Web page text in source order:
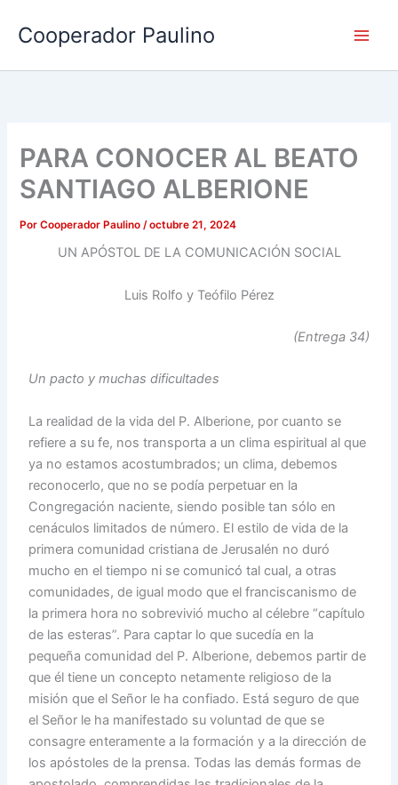
contenido
Cooperador Paulino
PARA CONOCER AL BEATO
SANTIAGO ALBERIONE
PorCooperador Paulino/octubre 21, 2024
UN APÓSTOL DE LA COMUNICACIÓN SOCIAL
Luis Rolfo y Teófilo Pérez
(Entrega 34)
Un pacto y muchas dificultades
La realidad de la vida del P. Alberione, por cuanto se
refiere a su fe, nos transporta a un clima espiritual al que
ya no estamos acostumbrados; un clima, debemos
reconocerlo, que no se podía perpetuar en la
Congregación naciente, siendo posible tan sólo en
cenáculos limitados de número. El estilo de vida de la
primera comunidad cristiana de Jerusalén no duró
mucho en el tiempo ni se comunicó tal cual, a otras
comunidades, de igual modo que el franciscanismo de
la primera hora no sobrevivió mucho al célebre “capítulo
de las esteras”. Para captar lo que sucedía en la
pequeña comunidad del P. Alberione, debemos partir de
que él tiene un concepto netamente religioso de la
misión que el Señor le ha confiado. Está seguro de que
el Señor le ha manifestado su voluntad de que se
consagre enteramente a la formación y a la dirección de
los apóstoles de la prensa. Todas las demás formas de